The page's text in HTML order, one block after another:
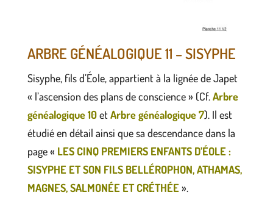
ARBRE GÉNÉALOGIQUE 11 – SISYPHE
Sisyphe, fils d’Éole, appartient à la lignée de Japet
« l’ascension des plans de conscience » (Cf.Arbre
généalogique 10et Arbre généalogique 7). Il est
étudié en détail ainsi que sa descendance dans la
page « LES CINQ PREMIERS ENFANTS D’ÉOLE :
SISYPHE ET SON FILS BELLÉROPHON, ATHAMAS,
MAGNES, SALMONÉE ET CRÉTHÉE».